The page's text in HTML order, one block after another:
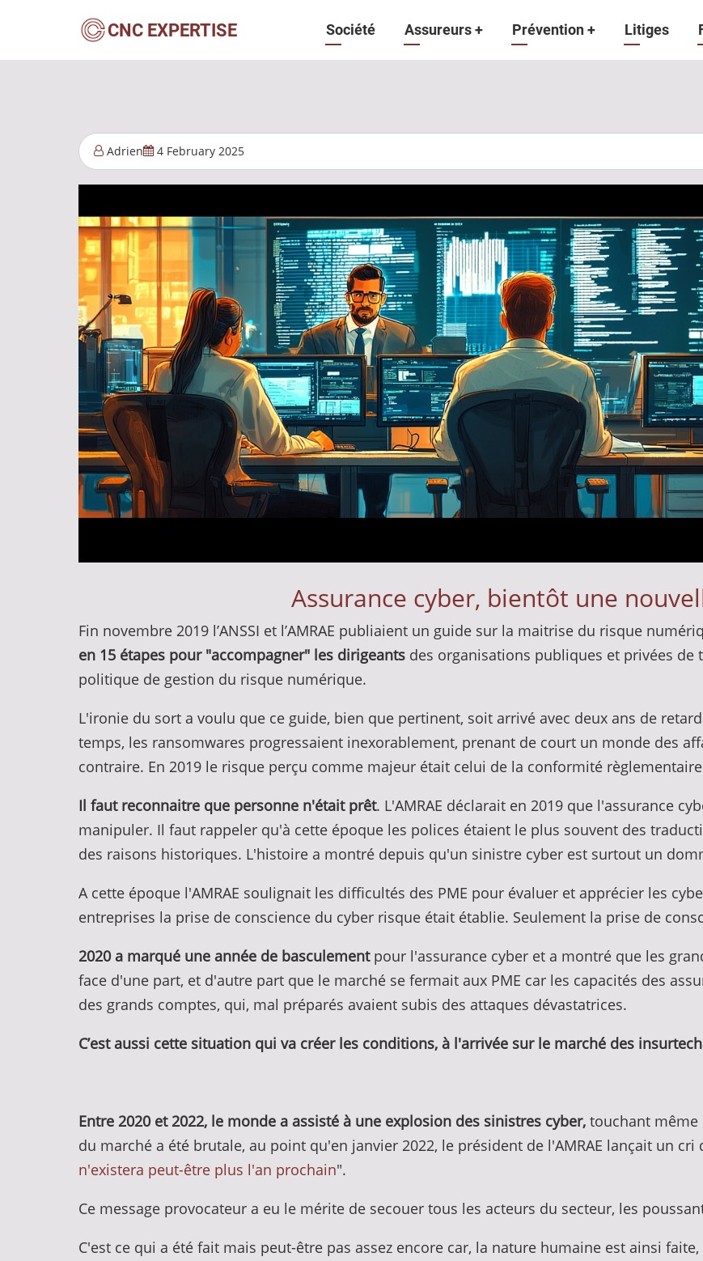
contenu
CNC EXPERTISE
Navigation
Société Assureurs+ Prévention+ Litiges
Adrien 4 February 2025
Assurance cyber, bientôt une
Fin novembre 2019 l’ANSSI et l’AMRAE publiaient un guide sur la maitrise du risque
en 15 étapes pour "accompagner" les dirigeants des organisations publiques et privées de
politique de gestion du risque numérique.
L'ironie du sort a voulu que ce guide, bien que pertinent, soit arrivé avec deux ans de
temps, les ransomwares progressaient inexorablement, prenant de court un monde des
contraire. En 2019 le risque perçu comme majeur était celui de la conformité
Il faut reconnaitre que personne n'était prêt. L'AMRAE déclarait en 2019 que l'assurance
manipuler. Il faut rappeler qu'à cette époque les polices étaient le plus souvent des
des raisons historiques. L'histoire a montré depuis qu'un sinistre cyber est surtout un
A cette époque l'AMRAE soulignait les difficultés des PME pour évaluer et apprécier les
entreprises la prise de conscience du cyber risque était établie. Seulement la prise de
2020 a marqué une année de basculementpour l'assurance cyber et a montré que les
face d'une part, et d'autre part que le marché se fermait aux PME car les capacités des
des grands comptes, qui, mal préparés avaient subis des attaques dévastatrices.
C’est aussi cette situation qui va créer les conditions, à l'arrivée sur le marché des
Entre 2020 et 2022, le monde a assisté à une explosion des sinistres cyber, touchant même
du marché a été brutale, au point qu'en janvier 2022, le président de l'AMRAE lançait un cri
n'existera peut-être plus l'an prochain".
Ce message provocateur a eu le mérite de secouer tous les acteurs du secteur, les
C'est ce qui a été fait mais peut-être pas assez encore car, la nature humaine est ainsi faite,